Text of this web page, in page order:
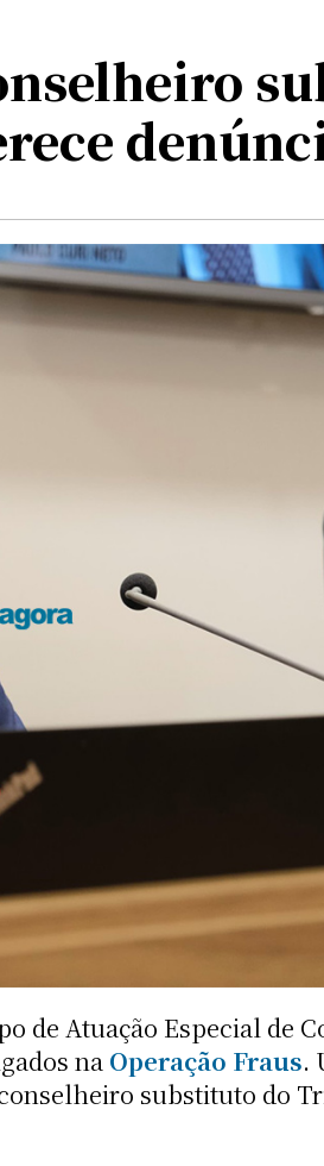
de Atuação Especial de
na Operação Fraus.
substituto do